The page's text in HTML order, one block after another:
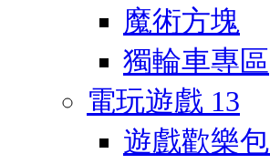
魔術方塊
獨輪車專區
電玩遊戲 13
遊戲歡樂包